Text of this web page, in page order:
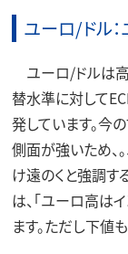
ユーロ/ドル
ユーロ/ドルは
替水準に対して
発しています。今
側面が強いため、
け遠のくと強調す
は、「ユーロ高は
ます。ただし下値